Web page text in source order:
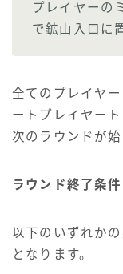
プレイヤーの
で鉱山入口に
全てのプレイヤ
ートプレイヤー
次のラウンドが始
ラウンド終了条件
以下のいずれか
となります。